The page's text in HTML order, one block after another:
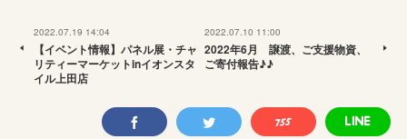
2022.07.19 14:04
【イベント情報】パネル展・チャ
リティーマーケットinイオンスタ
イル上田店
2022.07.10 11:00
2022年6月 譲渡、ご支援物資、
ご寄付報告♪♪